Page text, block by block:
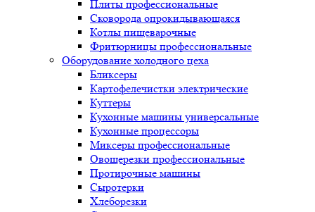
Плиты профессиональные
Сковорода опрокидывающаяся
Котлы пищеварочные
Фритюрницы профессиональные
Оборудование холодного цеха
Бликсеры
Картофелечистки электрические
Куттеры
Кухонные машины универсальные
Кухонные процессоры
Миксеры профессиональные
Овощерезки профессиональные
Протирочные машины
Сыротерки
Хлеборезки